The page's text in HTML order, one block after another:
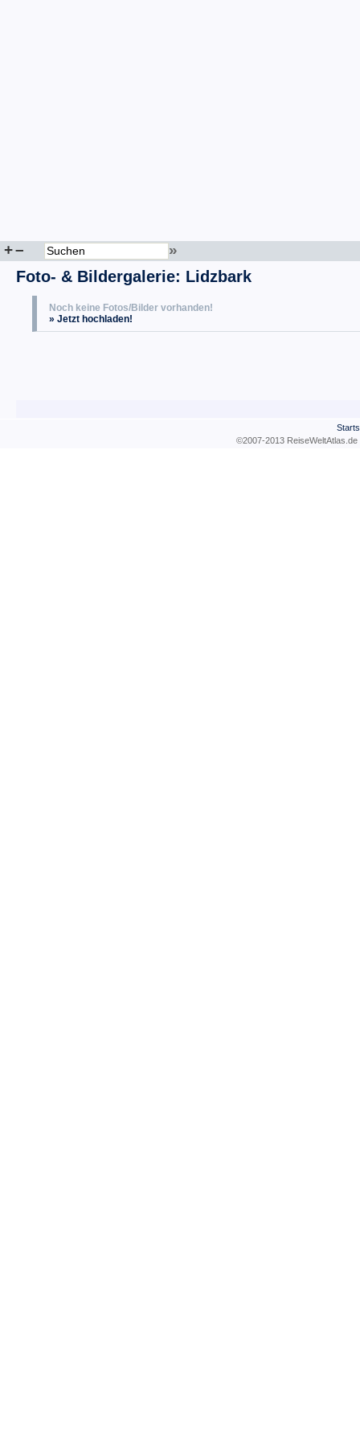
+– »
Foto- & Bildergalerie: Lidzbark
Noch keine Fotos/Bilder vorhanden!
» Jetzt hochladen!
©2007-2013